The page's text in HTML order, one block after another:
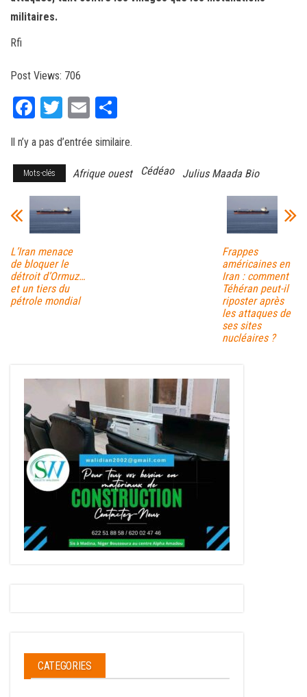
militaires.
Rfi
Post Views: 706
Fa
bo
ok
T
tt
er
E
ail ag
er
Il n’y a pas d’entrée similaire.
Mots-clés Afrique ouest Cédéao Julius Maada Bio
L’Iran menace
de bloquer le
détroit d’Ormuz…
et un tiers du
pétrole mondial
Frappes
américaines en
Iran : comment
Téhéran peut-il
riposter après
les attaques de
ses sites
nucléaires ?
CATEGORIES